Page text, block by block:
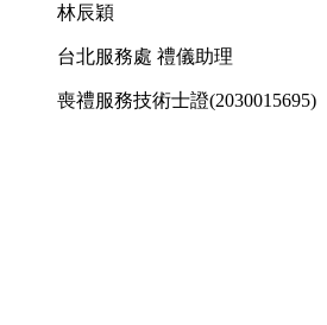
林辰穎
台北服務處 禮儀助理
喪禮服務技術士證(2030015695)